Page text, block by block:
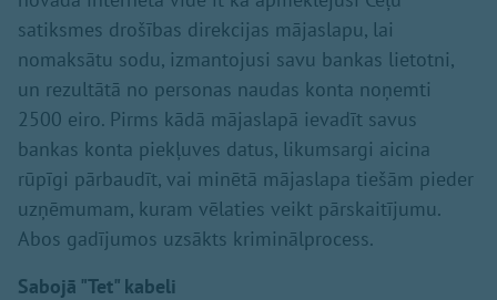
satiksmes drošības direkcijas mājaslapu, lai
nomaksātu sodu, izmantojusi savu bankas lietotni,
un rezultātā no personas naudas konta noņemti
2500 eiro. Pirms kādā mājaslapā ievadīt savus
bankas konta piekļuves datus, likumsargi aicina
rūpīgi pārbaudīt, vai minētā mājaslapa tiešām pieder
uzņēmumam, kuram vēlaties veikt pārskaitījumu.
Abos gadījumos uzsākts kriminālprocess.
Sabojā "Tet" kabeli